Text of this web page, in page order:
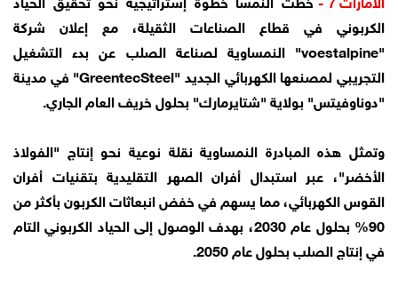
الكربوني في قطاع الصناعات الثقيلة، مع إعلان شركة
"voestalpine" النمساوية لصناعة الصلب عن بدء التشغيل
التجريبي لمصنعها الكهربائي الجديد "GreentecSteel" في مدينة
"دوناوفيتس" بولاية "شتايرمارك" بحلول خريف العام الجاري.
وتمثل هذه المبادرة النمساوية نقلة نوعية نحو إنتاج "الفولاذ
الأخضر"، عبر استبدال أفران الصهر التقليدية بتقنيات أفران
القوس الكهربائي، مما يسهم في خفض انبعاثات الكربون بأكثر من
90% بحلول عام 2030، بهدف الوصول إلى الحياد الكربوني التام
في إنتاج الصلب بحلول عام 2050.